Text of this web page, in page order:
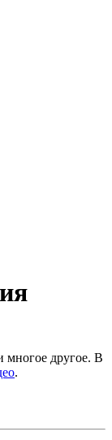
многое другое. В
.